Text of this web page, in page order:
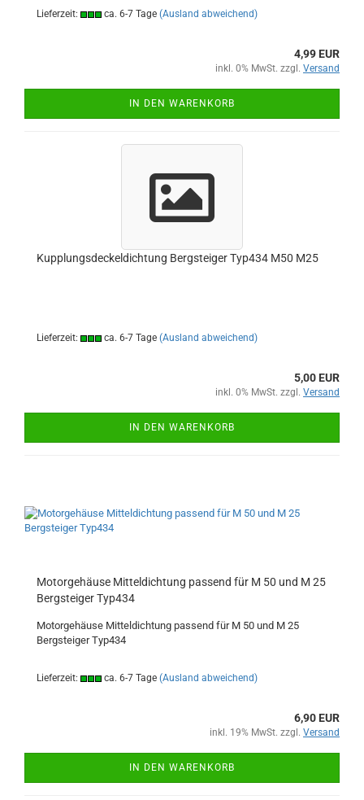
Lieferzeit: ca. 6-7 Tage (Ausland abweichend)
4,99 EUR
inkl. 0% MwSt. zzgl. Versand
IN DEN WARENKORB
Kupplungsdeckeldichtung Bergsteiger Typ434 M50 M25
Lieferzeit: ca. 6-7 Tage (Ausland abweichend)
5,00 EUR
inkl. 0% MwSt. zzgl. Versand
IN DEN WARENKORB
Motorgehäuse Mitteldichtung passend für M 50 und M 25
Bergsteiger Typ434
Motorgehäuse Mitteldichtung passend für M 50 und M 25
Bergsteiger Typ434
Lieferzeit: ca. 6-7 Tage (Ausland abweichend)
6,90 EUR
inkl. 19% MwSt. zzgl. Versand
IN DEN WARENKORB